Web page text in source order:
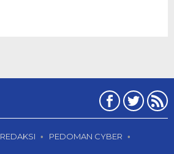
REDAKSI
PEDOMAN CYBER